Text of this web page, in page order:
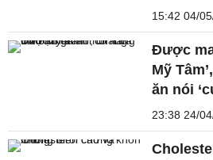
15:42 04/
Được
Mỹ
ăn nói
23:38 24/